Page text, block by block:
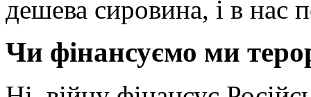
дешева сировина, і в нас
Чи фінансуємо ми